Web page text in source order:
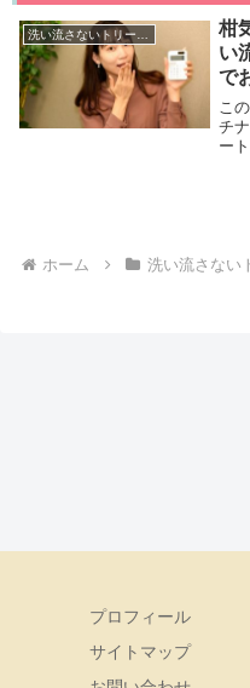
柑
い
で
こ
チ
ー
ホーム 洗い流さない
プロフィール
サイトマップ